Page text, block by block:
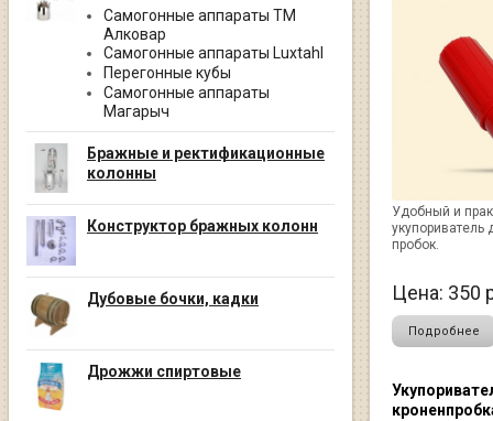
Самогонные аппараты ТМ
Алковар
Самогонные аппараты Luxtahl
Перегонные кубы
Самогонные аппараты
Магарыч
Бражные и ректификационные
колонны
Конструктор бражных колонн
Дубовые бочки, кадки
Дрожжи спиртовые
Удобный и
укупориватель
пробок.
Цена: 350
Подробнее